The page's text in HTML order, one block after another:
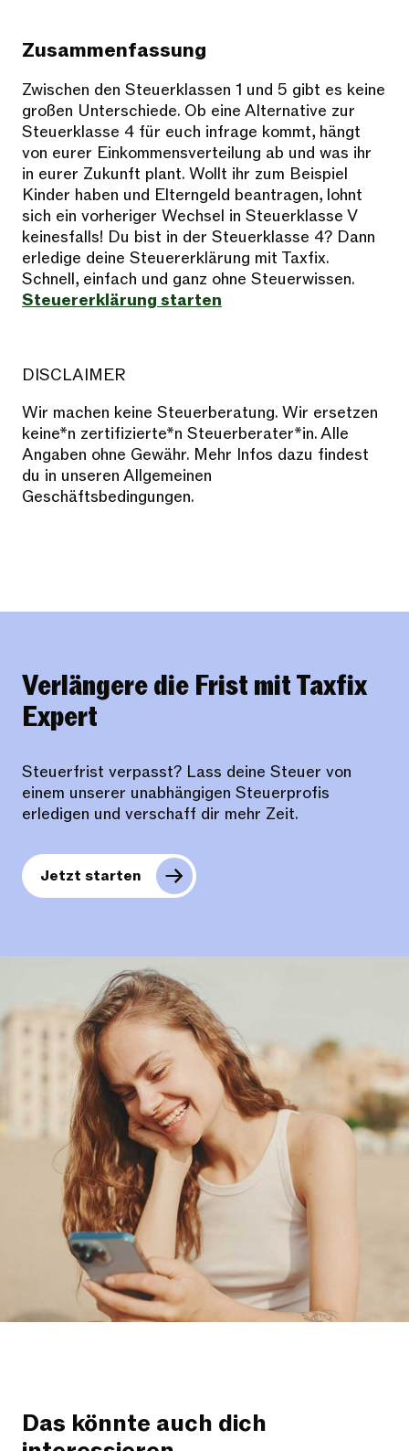
Zusammenfassung
Zwischen den Steuerklassen 1 und 5 gibt es keine
großen Unterschiede. Ob eine Alternative zur
Steuerklasse 4 für euch infrage kommt, hängt
von eurer Einkommensverteilung ab und was ihr
in eurer Zukunft plant. Wollt ihr zum Beispiel
Kinder haben und Elterngeld beantragen, lohnt
sich ein vorheriger Wechsel in Steuerklasse V
keinesfalls! Du bist in der Steuerklasse 4? Dann
erledige deine Steuererklärung mit Taxfix.
Schnell, einfach und ganz ohne Steuerwissen.
Steuererklärung starten
DISCLAIMER
Wir machen keine Steuerberatung. Wir ersetzen
keine*n zertifizierte*n Steuerberater*in. Alle
Angaben ohne Gewähr. Mehr Infos dazu findest
du in unseren Allgemeinen
Geschäftsbedingungen.
Verlängere die Frist mit Taxfix
Expert
Steuerfrist verpasst? Lass deine Steuer von
einem unserer unabhängigen Steuerprofis
erledigen und verschaff dir mehr Zeit.
Jetzt starten
Das könnte auch dich